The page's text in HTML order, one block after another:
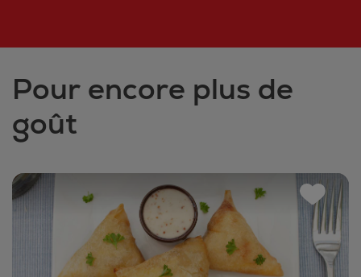
Pour encore plus de
goût